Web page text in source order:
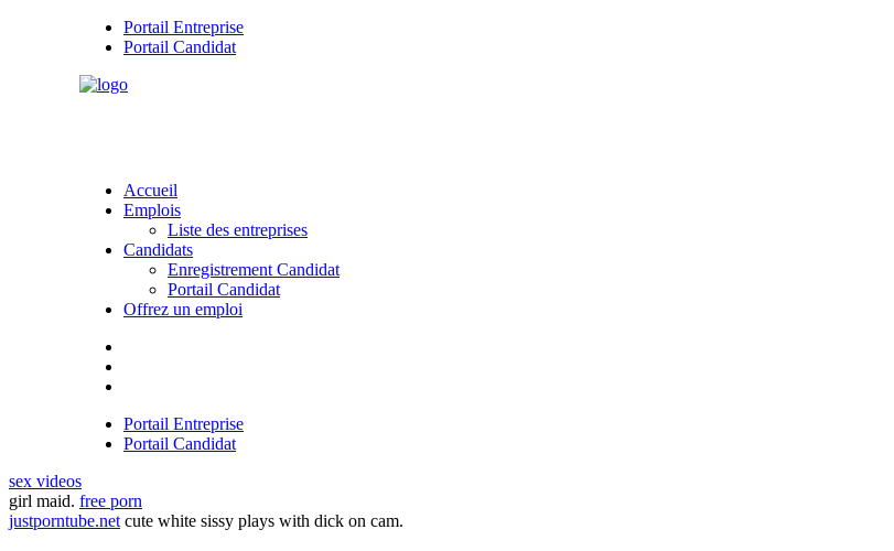
Portail Entreprise
Portail Candidat
Accueil
Emplois
Liste des entreprises
Candidats
Enregistrement Candidat
Portail Candidat
Offrez un emploi
Portail Entreprise
Portail Candidat
sex videos
girl maid. free porn
justporntube.net cute white sissy plays with dick on cam.